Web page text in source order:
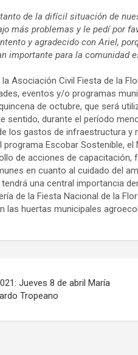
de la difícil situación de
más problemas y le pedí por
y agradecido con Ariel,
importante para la comunidad
Asociación Civil Fiesta de la
eventos y/o programas
de octubre, que será
sentido, durante el período
los gastos de infraestructura y
programa Escobar Sostenible,
de acciones de
en cuanto al cuidado del
una central importancia
de la Fiesta Nacional de la
las huertas municipales
Jueves 8 de abril María
Tropeano